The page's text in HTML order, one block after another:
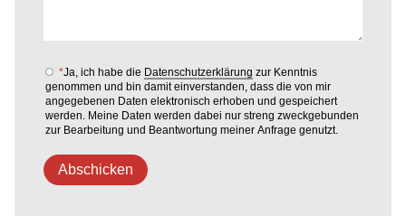
*Ja, ich habe die Datenschutzerklärung zur Kenntnis
genommen und bin damit einverstanden, dass die von mir
angegebenen Daten elektronisch erhoben und gespeichert
werden. Meine Daten werden dabei nur streng zweckgebunden
zur Bearbeitung und Beantwortung meiner Anfrage genutzt.
Abschicken